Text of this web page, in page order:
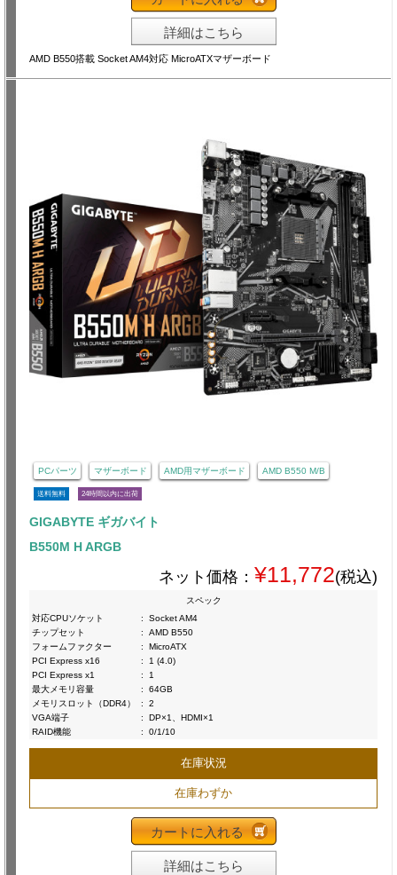
詳細はこちら
AMD B550搭載 Socket AM4対応 MicroATXマザーボード
PCパーツ マザーボード AMD用マザーボード AMD B550 M/B
送料無料 24時間以内に出荷
GIGABYTE ギガバイト
B550M H ARGB
ネット価格： ¥11,772(税込)
スペック
対応CPUソケット
:
Socket AM4
チップセット
:
AMD B550
フォームファクター
:
MicroATX
PCI Express x16
:
1 (4.0)
PCI Express x1
:
1
最大メモリ容量
:
64GB
メモリスロット（DDR4）
:
2
VGA端子
:
DP×1、HDMI×1
RAID機能
: 0/1/10
在庫状況
在庫わずか
カートに入れる
詳細はこちら